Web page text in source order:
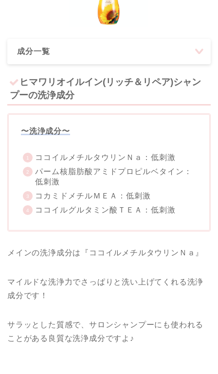
成分一覧
ヒマワリオイルイン(リッチ＆リペア)シャン
プーの洗浄成分
〜洗浄成分〜
ココイルメチルタウリンＮａ：低刺激
パーム核脂肪酸アミドプロピルベタイン：
低刺激
コカミドメチルＭＥＡ：低刺激
ココイルグルタミン酸ＴＥＡ：低刺激
メインの洗浄成分は『ココイルメチルタウリンＮａ』
マイルドな洗浄力でさっぱりと洗い上げてくれる洗浄
成分です！
サラッとした質感で、サロンシャンプーにも使われる
ことがある良質な洗浄成分ですよ♪